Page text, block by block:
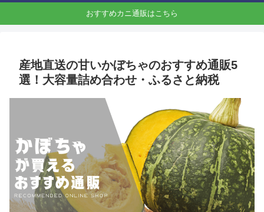
おすすめカニ通販はこちら
産地直送の甘いかぼちゃのおすすめ通販5
選！大容量詰め合わせ・ふるさと納税